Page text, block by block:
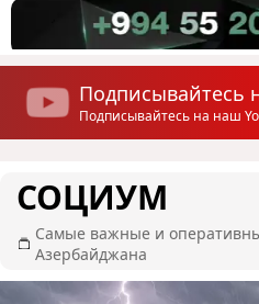
Подписывайтесь
Подписывайтесь на наш
СОЦИУМ
Самые важные и
Азербайджана